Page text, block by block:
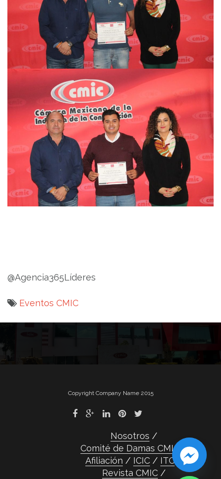
@Agencia365Líderes
Eventos CMIC
entradas
Copyright Company Name 2015
Nosotros
Comité de Damas CMIC
Afiliación
ICIC
ITC
Revista CMIC